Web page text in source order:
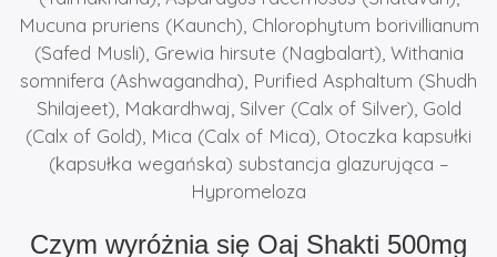
Mucuna pruriens (Kaunch), Chlorophytum borivillianum
(Safed Musli), Grewia hirsute (Nagbalart), Withania
somnifera (Ashwagandha), Purified Asphaltum (Shudh
Shilajeet), Makardhwaj, Silver (Calx of Silver), Gold
(Calx of Gold), Mica (Calx of Mica), Otoczka kapsułki
(kapsułka wegańska) substancja glazurująca –
Hypromeloza
Czym wyróżnia się Oaj Shakti 500mg